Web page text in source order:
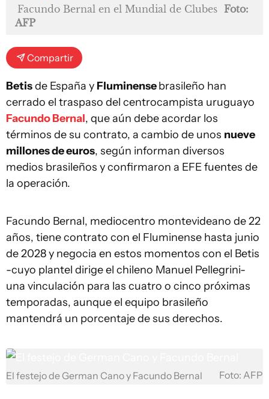
Facundo Bernal en el Mundial de Clubes Foto:
AFP
Compartir
Betisde España y Fluminensebrasileño han
cerrado el traspaso del centrocampista uruguayo
Facundo Bernal, que aún debe acordar los
términos de su contrato, a cambio de unos nueve
millones de euros, según informan diversos
medios brasileños y confirmaron a EFE fuentes de
la operación.
Facundo Bernal, mediocentro montevideano de 22
años, tiene contrato con el Fluminense hasta junio
de 2028 y negocia en estos momentos con el Betis
-cuyo plantel dirige el chileno Manuel Pellegrini-
una vinculación para las cuatro o cinco próximas
temporadas, aunque el equipo brasileño
mantendrá un porcentaje de sus derechos.
El festejo de German Cano y Facundo Bernal Foto: AFP